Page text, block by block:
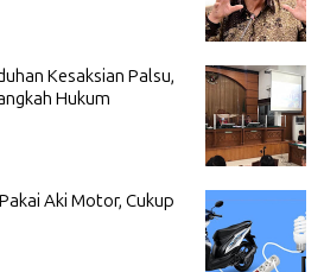
Kesaksian Palsu,
Hukum
Aki Motor, Cukup